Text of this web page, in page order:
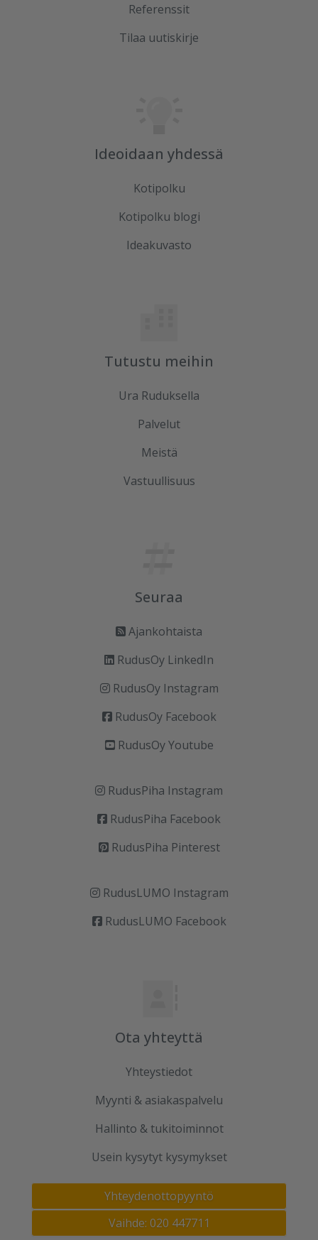
Referenssit
Tilaa uutiskirje
Ideoidaan yhdessä
Kotipolku
Kotipolku blogi
Ideakuvasto
Tutustu meihin
Ura Ruduksella
Palvelut
Meistä
Vastuullisuus
Seuraa
Ajankohtaista
RudusOy LinkedIn
RudusOy Instagram
RudusOy Facebook
RudusOy Youtube
RudusPiha Instagram
RudusPiha Facebook
RudusPiha Pinterest
RudusLUMO Instagram
RudusLUMO Facebook
Ota yhteyttä
Yhteystiedot
Myynti & asiakaspalvelu
Hallinto & tukitoiminnot
Usein kysytyt kysymykset
Yhteydenottopyyntö
Vaihde: 020 447711